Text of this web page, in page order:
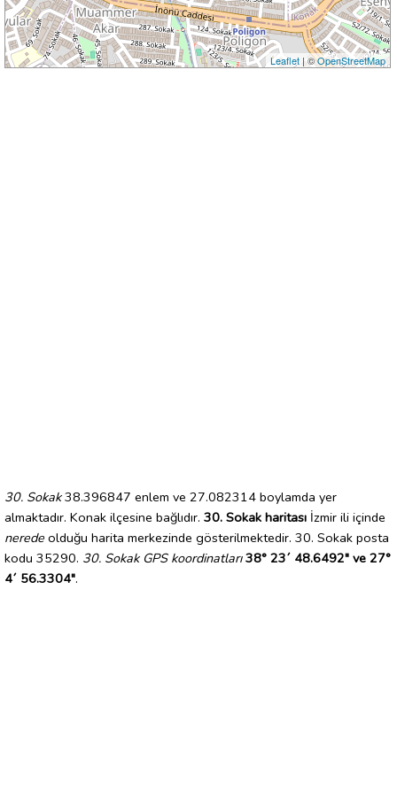
Leaflet| ©OpenStreetMap
30. Sokak38.396847 enlem ve 27.082314 boylamda yer
almaktadır. Konak ilçesine bağlıdır. 30. Sokak haritası İzmir ili içinde
nerede olduğu harita merkezinde gösterilmektedir. 30. Sokak posta
kodu 35290. 30. Sokak GPS koordinatları 38° 23´ 48.6492" ve 27°
4´ 56.3304".